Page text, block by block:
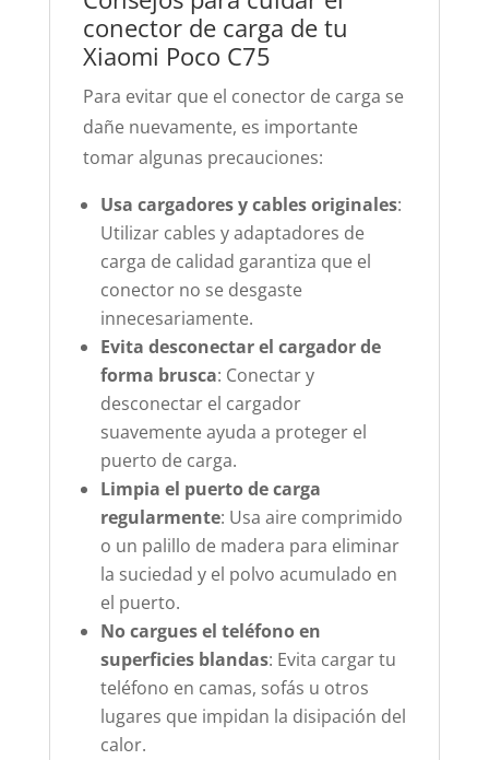
conector de carga de tu
Xiaomi Poco C75
Para evitar que el conector de carga se
dañe nuevamente, es importante
tomar algunas precauciones:
Usa cargadores y cables originales:
Utilizar cables y adaptadores de
carga de calidad garantiza que el
conector no se desgaste
innecesariamente.
Evita desconectar el cargador de
forma brusca: Conectar y
desconectar el cargador
suavemente ayuda a proteger el
puerto de carga.
Limpia el puerto de carga
regularmente: Usa aire comprimido
o un palillo de madera para eliminar
la suciedad y el polvo acumulado en
el puerto.
No cargues el teléfono en
superficies blandas: Evita cargar tu
teléfono en camas, sofás u otros
lugares que impidan la disipación del
calor.